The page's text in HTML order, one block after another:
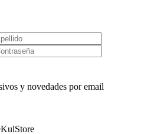
y novedades por email